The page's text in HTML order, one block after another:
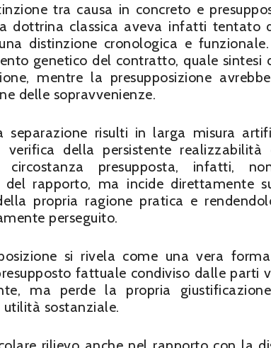
tra causa in concreto e
dottrina classica aveva infatti tentato
distinzione cronologica e
genetico del contratto, quale sintesi
mentre la presupposizione
delle sopravvenienze.
risulti in larga misura
della persistente realizzabilità
presupposta, infatti,
del rapporto, ma incide direttamente
propria ragione pratica e
perseguito.
si rivela come una vera
fattuale condiviso dalle parti
ma perde la propria
sostanziale.